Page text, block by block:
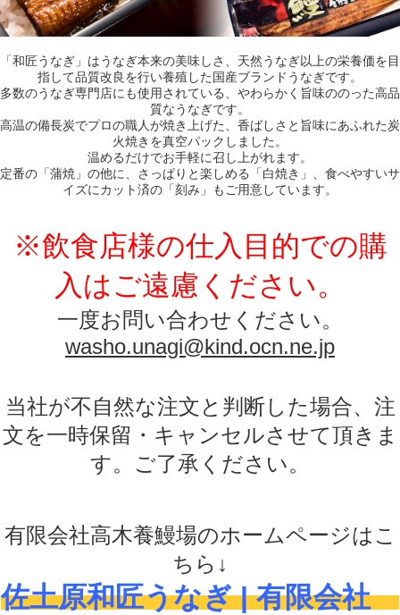
「和匠うなぎ」はうなぎ本来の美味しさ、天然うなぎ以上の栄養価を目
指して品質改良を行い養殖した国産ブランドうなぎです。
多数のうなぎ専門店にも使用されている、やわらかく旨味ののった高品
質なうなぎです。
高温の備長炭でプロの職人が焼き上げた、香ばしさと旨味にあふれた炭
火焼きを真空パックしました。
温めるだけでお手軽に召し上がれます。
定番の「蒲焼」の他に、さっぱりと楽しめる「白焼き」、食べやすいサ
イズにカット済の「刻み」もご用意しています。
※飲食店様の仕入目的での購
入はご遠慮ください。
一度お問い合わせください。
washo.unagi@kind.ocn.ne.jp
当社が不自然な注文と判断した場合、注
文を一時保留・キャンセルさせて頂きま
す。ご了承ください。
有限会社高木養鰻場のホームページはこ
ちら↓
佐土原和匠うなぎ | 有限会社